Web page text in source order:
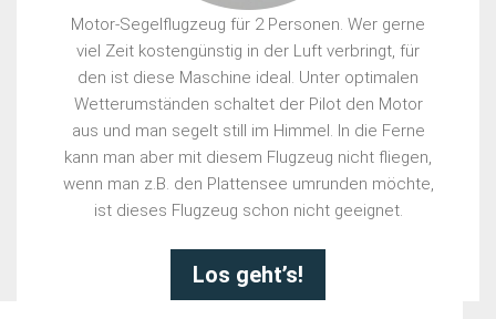
Motor-Segelflugzeug für 2 Personen. Wer gerne
viel Zeit kostengünstig in der Luft verbringt, für
den ist diese Maschine ideal. Unter optimalen
Wetterumständen schaltet der Pilot den Motor
aus und man segelt still im Himmel. In die Ferne
kann man aber mit diesem Flugzeug nicht fliegen,
wenn man z.B. den Plattensee umrunden möchte,
ist dieses Flugzeug schon nicht geeignet.
Los geht’s!